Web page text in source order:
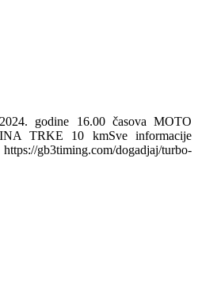
godine 16.00 časova MOTO
TRKE 10 kmSve informacije
gb3timing.com/dogadjaj/turbo-